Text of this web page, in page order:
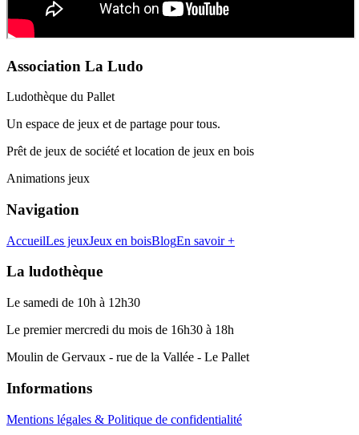
Association La Ludo
Ludothèque du Pallet
Un espace de jeux et de partage pour tous.
Prêt de jeux de société et location de jeux en bois
Animations jeux
Navigation
AccueilLes jeuxJeux en boisBlogEn savoir +
La ludothèque
Le samedi de 10h à 12h30
Le premier mercredi du mois de 16h30 à 18h
Moulin de Gervaux - rue de la Vallée - Le Pallet
Informations
Mentions légales & Politique de confidentialité